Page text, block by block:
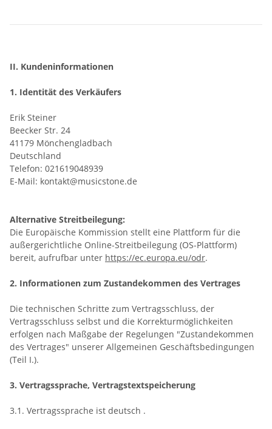
II. Kundeninformationen
1. Identität des Verkäufers
Erik Steiner
Beecker Str. 24
41179 Mönchengladbach
Deutschland
Telefon: 021619048939
E-Mail: kontakt@musicstone.de
Alternative Streitbeilegung:
Die Europäische Kommission stellt eine Plattform für die
außergerichtliche Online-Streitbeilegung (OS-Plattform)
bereit, aufrufbar unter https://ec.europa.eu/odr.
2. Informationen zum Zustandekommen des Vertrages
Die technischen Schritte zum Vertragsschluss, der
Vertragsschluss selbst und die Korrekturmöglichkeiten
erfolgen nach Maßgabe der Regelungen "Zustandekommen
des Vertrages" unserer Allgemeinen Geschäftsbedingungen
(Teil I.).
3. Vertragssprache, Vertragstextspeicherung
3.1. Vertragssprache ist deutsch .